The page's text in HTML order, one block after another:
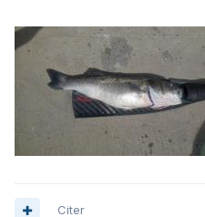
Citer